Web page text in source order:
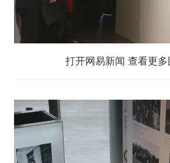
打开网易新闻 查看更多